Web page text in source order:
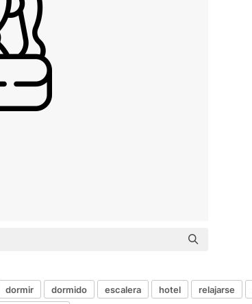
dormir dormido escalera hotel relajarse